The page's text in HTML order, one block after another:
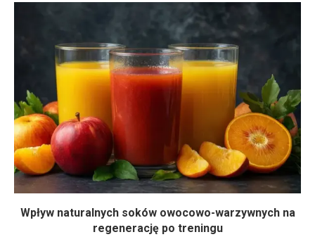
Wpływ naturalnych soków owocowo-warzywnych na
regenerację po treningu